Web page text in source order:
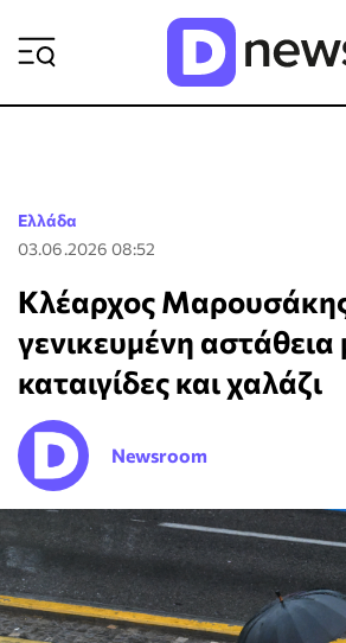
Ελλάδα
03.06.2026 08:52
Κλέαρχος
γενικευμένη αστάθεια
καταιγίδες και χαλάζι
Newsroom